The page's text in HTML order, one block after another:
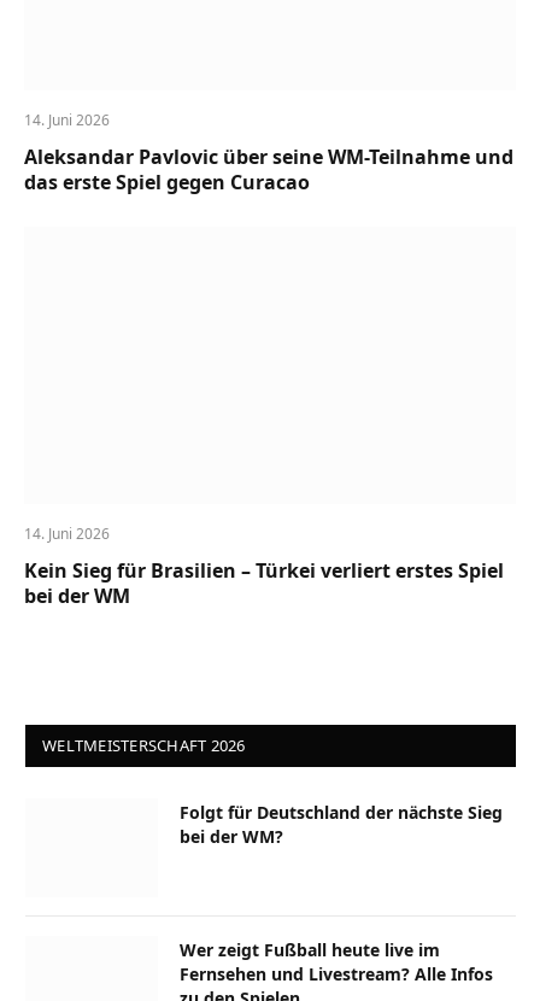
14. Juni 2026
Aleksandar Pavlovic über seine WM-Teilnahme und
das erste Spiel gegen Curacao
14. Juni 2026
Kein Sieg für Brasilien – Türkei verliert erstes Spiel
bei der WM
WELTMEISTERSCHAFT 2026
Folgt für Deutschland der nächste Sieg
bei der WM?
Wer zeigt Fußball heute live im
Fernsehen und Livestream? Alle Infos